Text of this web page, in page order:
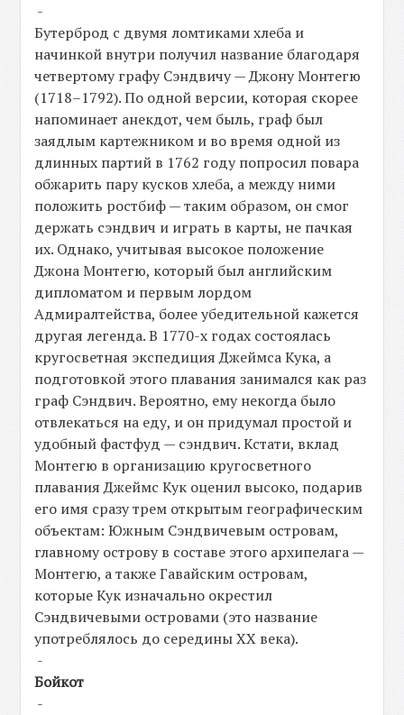
-
Бутерброд с двумя ломтиками хлеба и
начинкой внутри получил название благодаря
четвертому графу Сэндвичу — Джону Монтегю
(1718–1792). По одной версии, которая скорее
напоминает анекдот, чем быль, граф был
заядлым картежником и во время одной из
длинных партий в 1762 году попросил повара
обжарить пару кусков хлеба, а между ними
положить ростбиф — таким образом, он смог
держать сэндвич и играть в карты, не пачкая
их. Однако, учитывая высокое положение
Джона Монтегю, который был английским
дипломатом и первым лордом
Адмиралтейства, более убедительной кажется
другая легенда. В 1770-х годах состоялась
кругосветная экспедиция Джеймса Кука, а
подготовкой этого плавания занимался как раз
граф Сэндвич. Вероятно, ему некогда было
отвлекаться на еду, и он придумал простой и
удобный фастфуд — сэндвич. Кстати, вклад
Монтегю в организацию кругосветного
плавания Джеймс Кук оценил высоко, подарив
его имя сразу трем открытым географическим
объектам: Южным Сэндвичевым островам,
главному острову в составе этого архипелага —
Монтегю, а также Гавайским островам,
которые Кук изначально окрестил
Сэндвичевыми островами (это название
употреблялось до середины XX века).
-
Бойкот
-